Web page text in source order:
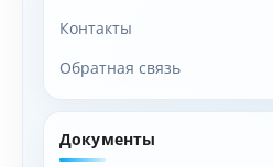
Контакты
Обратная связь
Документы